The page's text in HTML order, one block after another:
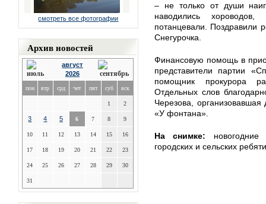
смотреть все фотографии
Архив новостей
август
2026
пон втр срд чет пят суб вск
1 2
3 4 5 6 7 8 9
10 11 12 13 14 15 16
17 18 19 20 21 22 23
24 25 26 27 28 29 30
31
– не только от души
наводились
потанцевали. Поздравили
Снегурочка.
Финансовую помощь в
представители партии
помощник прокурора
Отдельных слов
Черезова,
«У фонтана».
На снимке:
городских и сельских